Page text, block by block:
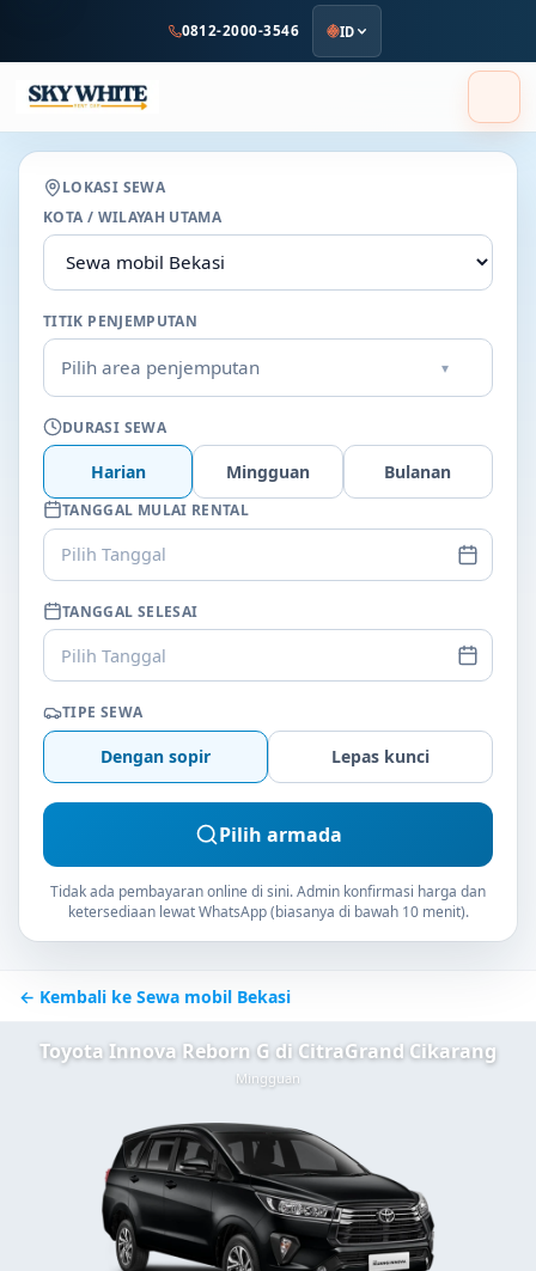
utama
0812-2000-3546 ID
LOKASI SEWA
KOTA / WILAYAH UTAMA
TITIK PENJEMPUTAN
Pilih area penjemputan ▾
DURASI SEWA
Harian Mingguan Bulanan
TANGGAL MULAI RENTAL
Pilih Tanggal
TANGGAL SELESAI
Pilih Tanggal
TIPE SEWA
Dengan sopir Lepas kunci
Pilih armada
Tidak ada pembayaran online di sini. Admin konfirmasi harga dan
ketersediaan lewat WhatsApp (biasanya di bawah 10 menit).
← Kembali ke Sewa mobil Bekasi
Toyota Innova Reborn G di CitraGrand Cikarang
Mingguan